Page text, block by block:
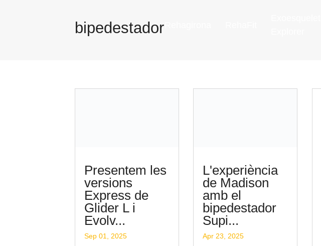
bipedestador
Presentem les
versions
Express de
Glider L i
Evolv...
Sep 01, 2025
L'experiència
de Madison
amb el
bipedestador
Supi...
Apr 23, 2025